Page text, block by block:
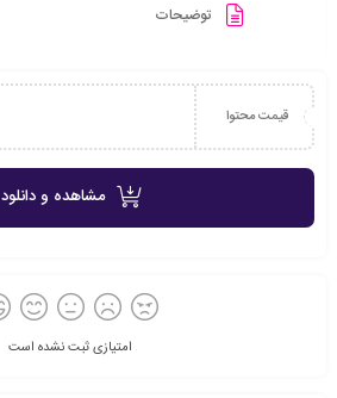
توضیحات
قیمت محتوا
مشاهده و دانلود
امتیازی ثبت نشده است